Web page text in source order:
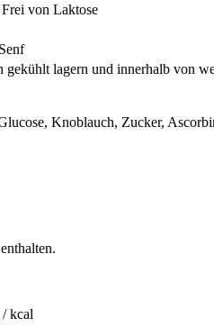
von Laktose
gekühlt lagern und innerhalb von
Knoblauch, Zucker,
kcal